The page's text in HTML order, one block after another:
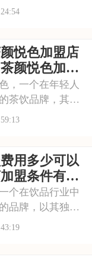
。但在正式迈出
将为您揭开喜茶
纱。请看下面是
盟费大概
悦色加盟店
颜悦色加盟
一个在年轻人
茶饮品牌，其加
注。尤其是加盟
茶颜悦色加盟店
悦色加盟条件和
一家茶
用多少可以
盟条件有哪
在饮品行业中
品牌，以其独特
卓越的产品品